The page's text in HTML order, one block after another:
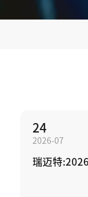
24
2026-07
瑞迈特